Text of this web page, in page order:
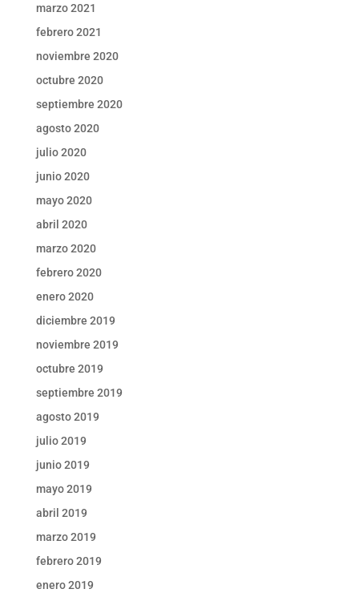
marzo 2021
febrero 2021
noviembre 2020
octubre 2020
septiembre 2020
agosto 2020
julio 2020
junio 2020
mayo 2020
abril 2020
marzo 2020
febrero 2020
enero 2020
diciembre 2019
noviembre 2019
octubre 2019
septiembre 2019
agosto 2019
julio 2019
junio 2019
mayo 2019
abril 2019
marzo 2019
febrero 2019
enero 2019